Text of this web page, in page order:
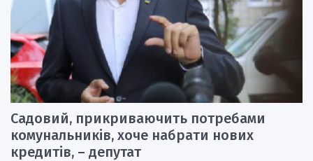
Садовий, прикриваючить потребами
комунальників, хоче набрати нових
кредитів, – депутат